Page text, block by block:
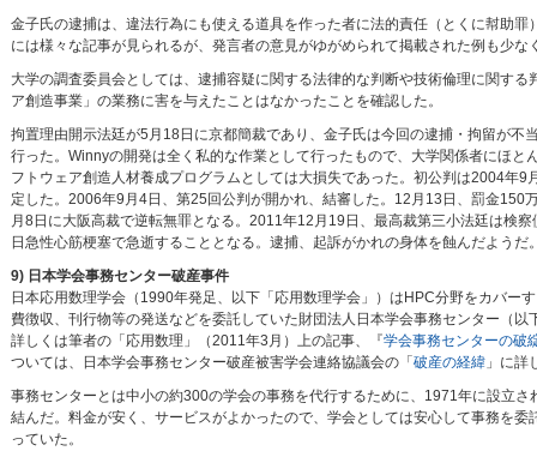
金子氏の逮捕は、違法行為にも使える道具を作った者に法的責任（とくに幇助
には様々な記事が見られるが、発言者の意見がゆがめられて掲載された例も少な
大学の調査委員会としては、逮捕容疑に関する法律的な判断や技術倫理に関す
ア創造事業」の業務に害を与えたことはなかったことを確認した。
拘置理由開示法廷が5月18日に京都簡裁であり、金子氏は今回の逮捕・拘留が
行った。Winnyの開発は全く私的な作業として行ったもので、大学関係者にほ
フトウェア創造人材養成プログラムとしては大損失であった。初公判は2004年
定した。2006年9月4日、第25回公判が開かれ、結審した。12月13日、罰金
月8日に大阪高裁で逆転無罪となる。2011年12月19日、最高裁第三小法廷は検
日急性心筋梗塞で急逝することとなる。逮捕、起訴がかれの身体を蝕んだようだ
9) 日本学会事務センター破産事件
日本応用数理学会（1990年発足、以下「応用数理学会」）はHPC分野をカバー
費徴収、刊行物等の発送などを委託していた財団法人日本学会事務センター（
詳しくは筆者の「応用数理」（2011年3月）上の記事、『学会事務センターの破
ついては、日本学会事務センター破産被害学会連絡協議会の「 破産の経緯」に詳
事務センターとは中小の約300の学会の事務を代行するために、1971年に設立
結んだ。料金が安く、サービスがよかったので、学会としては安心して事務を
っていた。